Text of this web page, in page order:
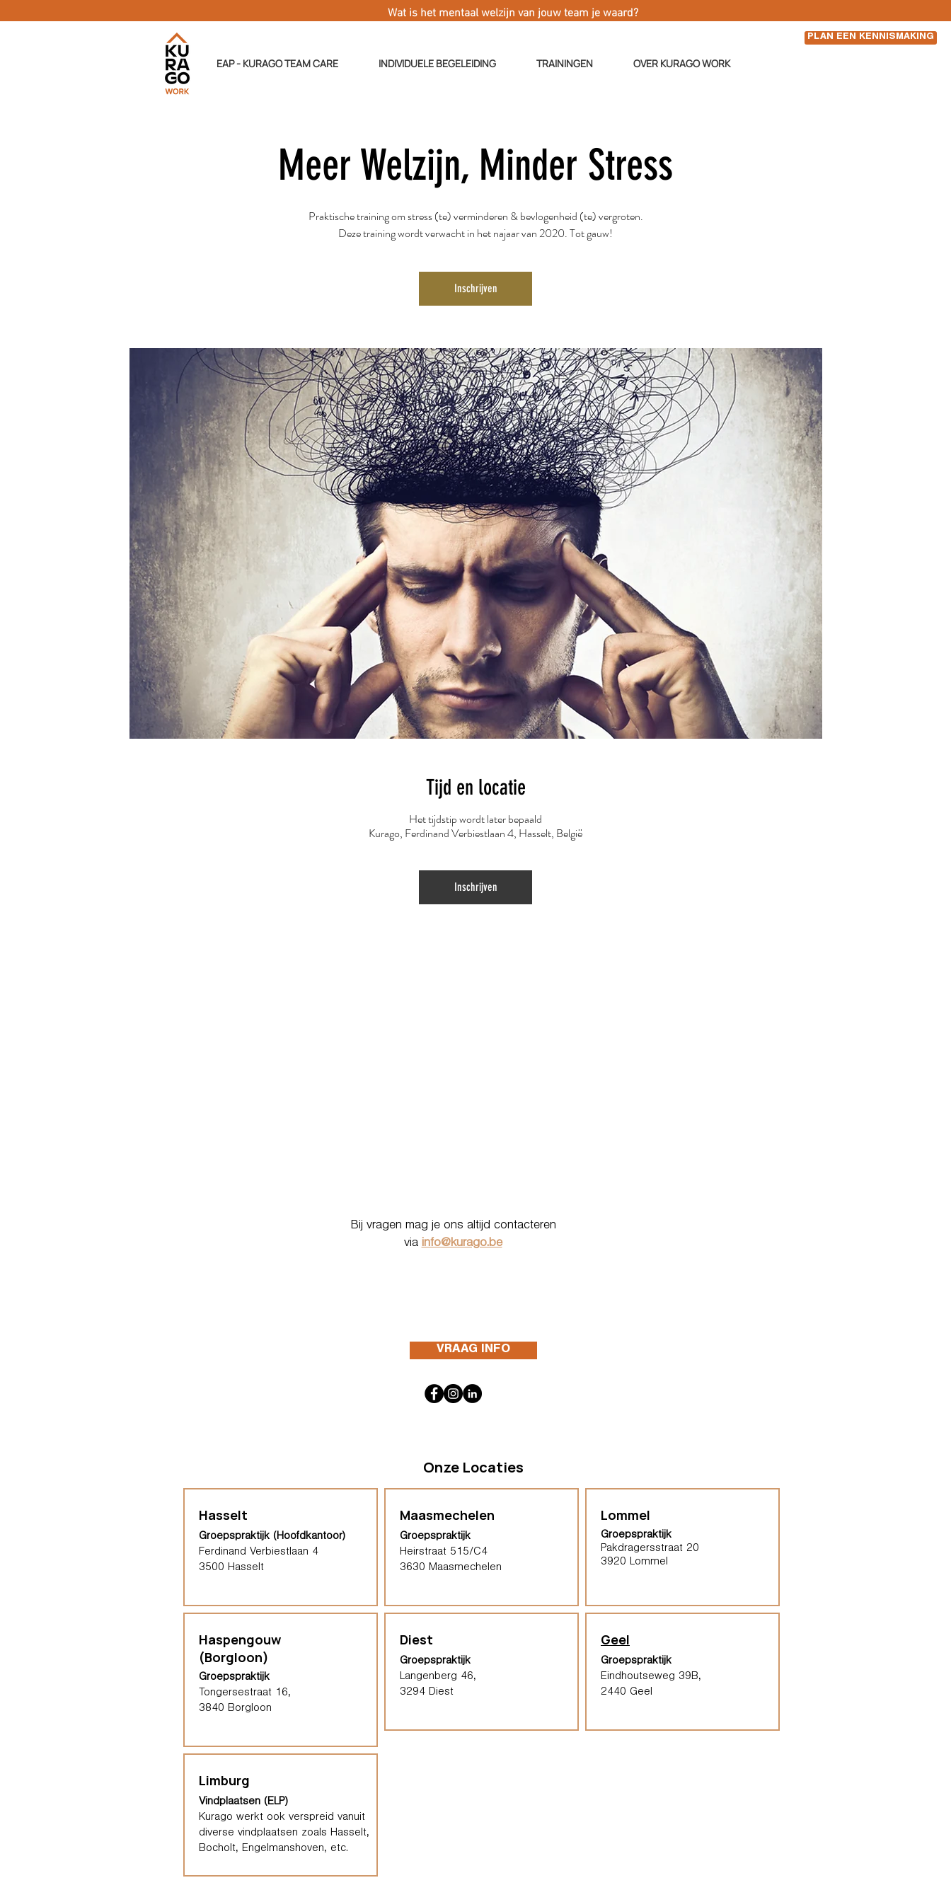
PLAN EEN KENNISMAKING
Wat is het mentaal welzijn van jouw team je waard?
EAP - KURAGO TEAM CARE INDIVIDUELE BEGELEIDING TRAININGEN OVER KURAGO WORK
Meer Welzijn, Minder Stress
Praktische training om stress (te) verminderen & bevlogenheid (te) vergroten.
Deze training wordt verwacht in het najaar van 2020. Tot gauw!
Inschrijven
Tijd en locatie
Het tijdstip wordt later bepaald
Kurago, Ferdinand Verbiestlaan 4, Hasselt, België
Inschrijven
Bij vragen mag je ons altijd contacteren
viainfo@kurago.be
VRAAG INFO
Onze Locaties
Hasselt
Groepspraktijk (Hoofdkantoor)
Ferdinand Verbiestlaan 4
3500 Hasselt
Haspengouw
(Borgloon)
Groepspraktijk
Tongersestraat 16,
3840 Borgloon
Limburg
Vindplaatsen (ELP)
Kurago werkt ook verspreid vanuit
diverse vindplaatsen zoals Hasselt,
Bocholt, Engelmanshoven, etc.
Maasmechelen
Groepspraktijk
Heirstraat 515/C4
3630 Maasmechelen​
Diest
Groepspraktijk
Langenberg 46,
3294 Diest
Lommel
Groepspraktijk
Pakdragersstraat 20
3920 Lommel
Geel
Groepspraktijk
Eindhoutseweg 39B,
2440 Geel